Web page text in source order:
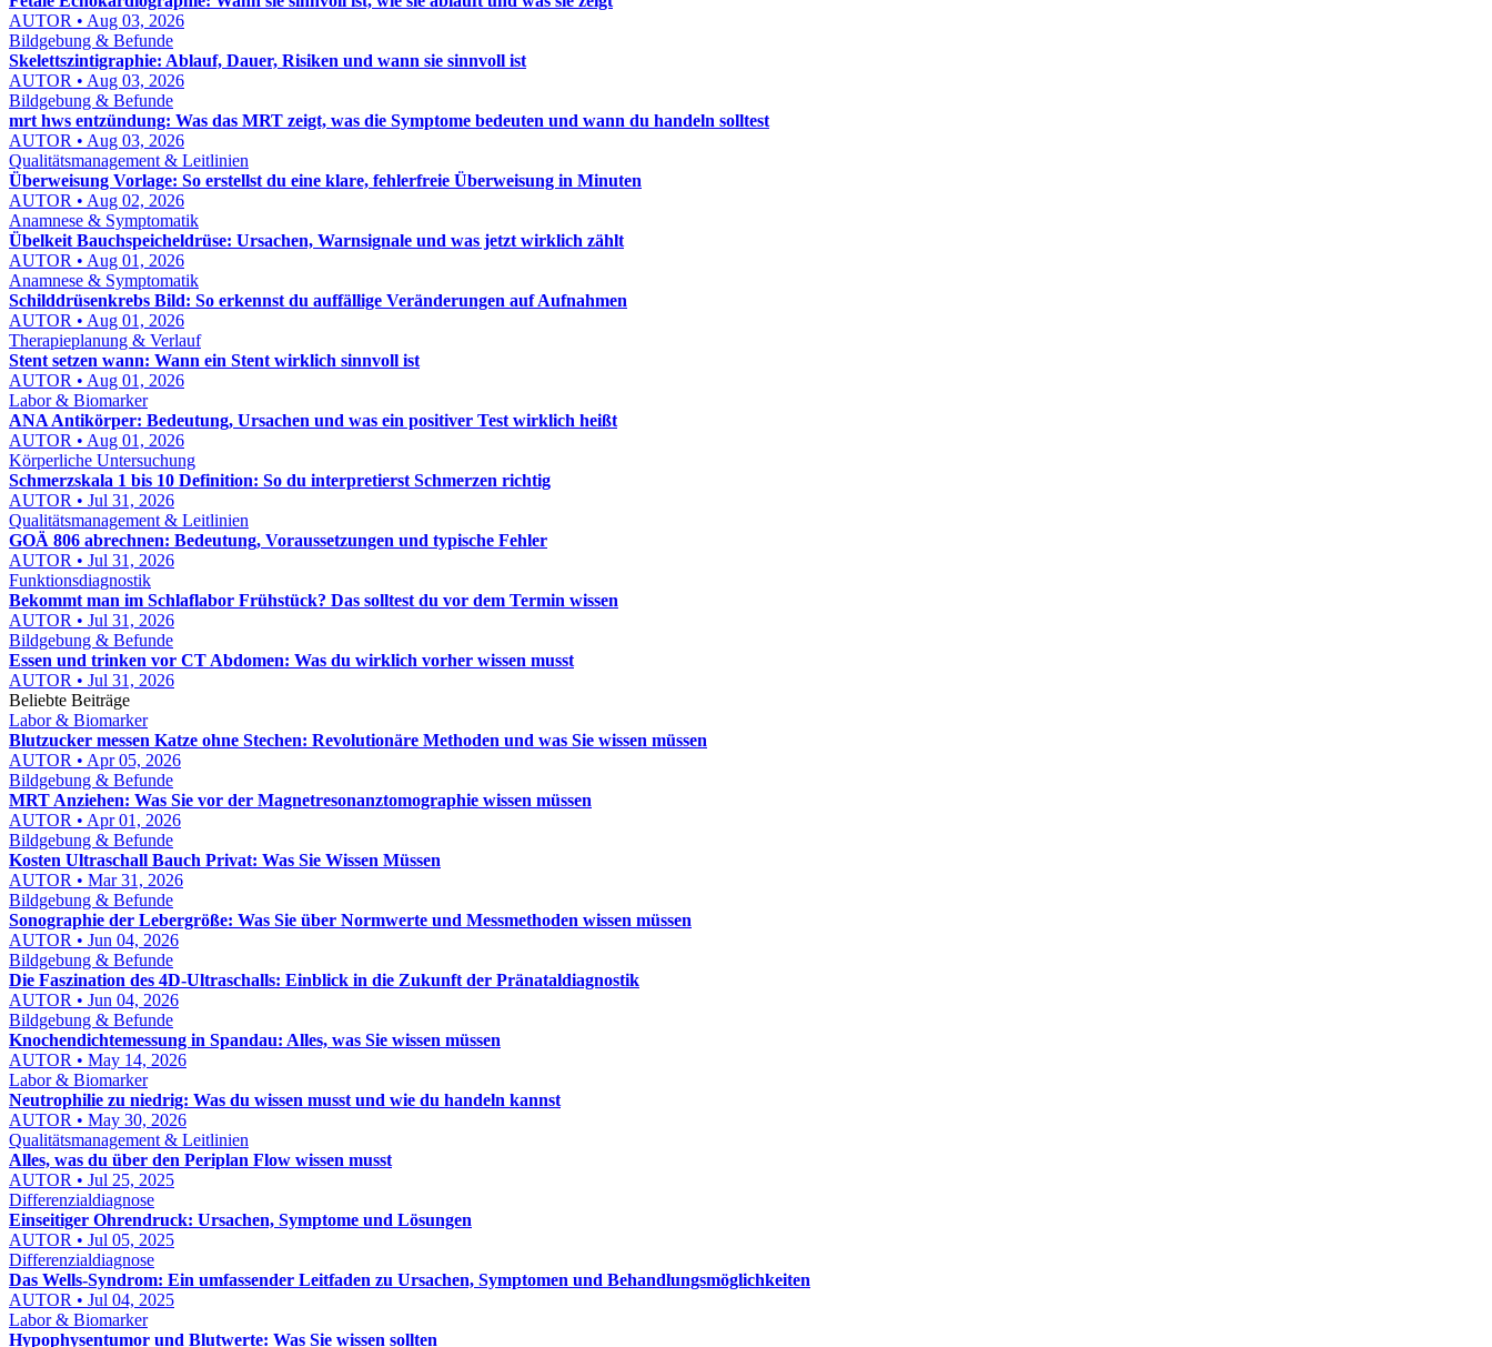
AUTOR • Aug 03, 2026
Bildgebung & Befunde
Skelettszintigraphie: Ablauf, Dauer, Risiken und wann sie sinnvoll ist
AUTOR • Aug 03, 2026
Bildgebung & Befunde
mrt hws entzündung: Was das MRT zeigt, was die Symptome bedeuten und wann du handeln solltest
AUTOR • Aug 03, 2026
Qualitätsmanagement & Leitlinien
Überweisung Vorlage: So erstellst du eine klare, fehlerfreie Überweisung in Minuten
AUTOR • Aug 02, 2026
Anamnese & Symptomatik
Übelkeit Bauchspeicheldrüse: Ursachen, Warnsignale und was jetzt wirklich zählt
AUTOR • Aug 01, 2026
Anamnese & Symptomatik
Schilddrüsenkrebs Bild: So erkennst du auffällige Veränderungen auf Aufnahmen
AUTOR • Aug 01, 2026
Therapieplanung & Verlauf
Stent setzen wann: Wann ein Stent wirklich sinnvoll ist
AUTOR • Aug 01, 2026
Labor & Biomarker
ANA Antikörper: Bedeutung, Ursachen und was ein positiver Test wirklich heißt
AUTOR • Aug 01, 2026
Körperliche Untersuchung
Schmerzskala 1 bis 10 Definition: So du interpretierst Schmerzen richtig
AUTOR • Jul 31, 2026
Qualitätsmanagement & Leitlinien
GOÄ 806 abrechnen: Bedeutung, Voraussetzungen und typische Fehler
AUTOR • Jul 31, 2026
Funktionsdiagnostik
Bekommt man im Schlaflabor Frühstück? Das solltest du vor dem Termin wissen
AUTOR • Jul 31, 2026
Bildgebung & Befunde
Essen und trinken vor CT Abdomen: Was du wirklich vorher wissen musst
AUTOR • Jul 31, 2026
Beliebte Beiträge
Labor & Biomarker
Blutzucker messen Katze ohne Stechen: Revolutionäre Methoden und was Sie wissen müssen
AUTOR • Apr 05, 2026
Bildgebung & Befunde
MRT Anziehen: Was Sie vor der Magnetresonanztomographie wissen müssen
AUTOR • Apr 01, 2026
Bildgebung & Befunde
Kosten Ultraschall Bauch Privat: Was Sie Wissen Müssen
AUTOR • Mar 31, 2026
Bildgebung & Befunde
Sonographie der Lebergröße: Was Sie über Normwerte und Messmethoden wissen müssen
AUTOR • Jun 04, 2026
Bildgebung & Befunde
Die Faszination des 4D-Ultraschalls: Einblick in die Zukunft der Pränataldiagnostik
AUTOR • Jun 04, 2026
Bildgebung & Befunde
Knochendichtemessung in Spandau: Alles, was Sie wissen müssen
AUTOR • May 14, 2026
Labor & Biomarker
Neutrophilie zu niedrig: Was du wissen musst und wie du handeln kannst
AUTOR • May 30, 2026
Qualitätsmanagement & Leitlinien
Alles, was du über den Periplan Flow wissen musst
AUTOR • Jul 25, 2025
Differenzialdiagnose
Einseitiger Ohrendruck: Ursachen, Symptome und Lösungen
AUTOR • Jul 05, 2025
Differenzialdiagnose
Das Wells-Syndrom: Ein umfassender Leitfaden zu Ursachen, Symptomen und Behandlungsmöglichkeiten
AUTOR • Jul 04, 2025
Labor & Biomarker
Hypophysentumor und Blutwerte: Was Sie wissen sollten